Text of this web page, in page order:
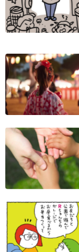
個⼈情報について
お問い合わせ